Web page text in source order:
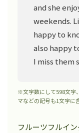
and she
weekends.
happy to
also happy
I miss them
※文字数にして598文字
マなどの記号も1文字に
フルーツフルイ